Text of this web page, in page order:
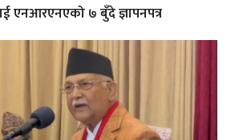
एनआरएनएको ७ बुँदे ज्ञापनपत्र